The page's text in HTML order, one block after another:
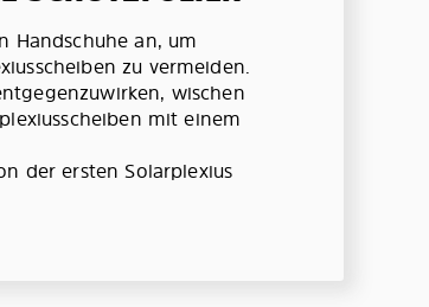
Handschuhe an, um
zu vermeiden.
wischen
mit einem
der ersten Solarplexius